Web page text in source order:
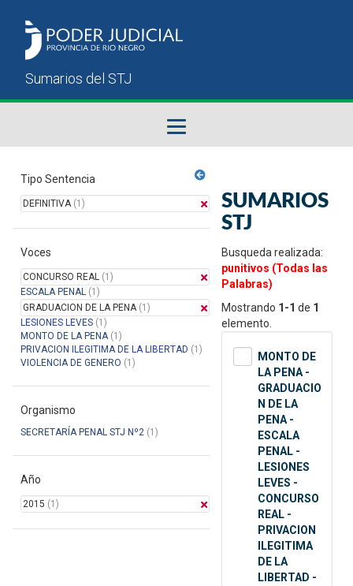
Sumarios del STJ
Manual del Usuario
Tipo Sentencia
DEFINITIVA(1)
Voces
CONCURSO REAL (1)
ESCALA PENAL (1)
GRADUACION DE LA PENA(1)
LESIONES LEVES (1)
MONTO DE LA PENA(1)
PRIVACION ILEGITIMA DE LA LIBERTAD (1)
VIOLENCIA DE GENERO (1)
Organismo
SECRETARÍA PENAL STJ Nº2 (1)
Año
2015 (1)
SUMARIOS
STJ
Busqueda realizada:
punitivos (Todas las
Palabras)
Mostrando 1-1 de 1
elemento.
MONTO DE
LA PENA -
GRADUACIO
N DE LA
PENA -
ESCALA
PENAL -
LESIONES
LEVES -
CONCURSO
REAL -
PRIVACION
ILEGITIMA
DE LA
LIBERTAD -